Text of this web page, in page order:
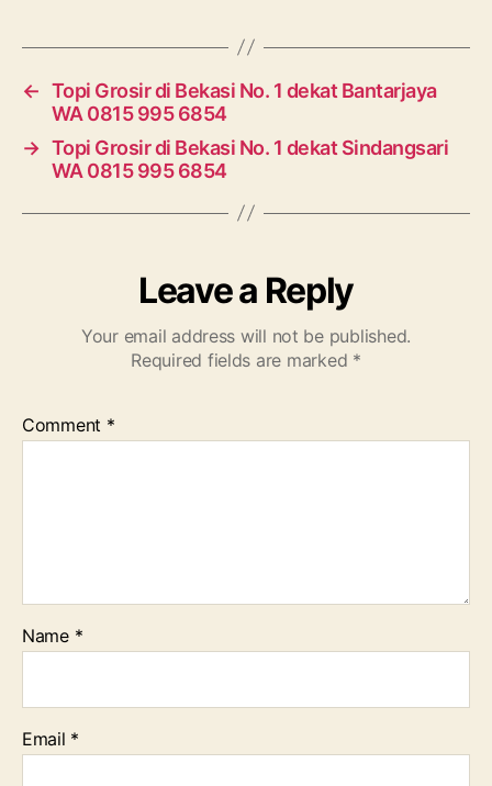
← Topi Grosir di Bekasi No. 1 dekat Bantarjaya
WA 0815 995 6854
→ Topi Grosir di Bekasi No. 1 dekat Sindangsari
WA 0815 995 6854
Leave a Reply
Your email address will not be published.
Required fields are marked *
Comment *
Name *
Email *